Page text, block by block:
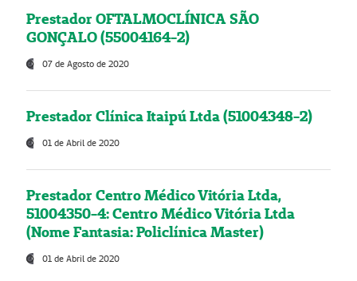
Prestador OFTALMOCLÍNICA SÃO
GONÇALO (55004164-2)
07 de Agosto de 2020
Prestador Clínica Itaipú Ltda (51004348-2)
01 de Abril de 2020
Prestador Centro Médico Vitória Ltda,
51004350-4: Centro Médico Vitória Ltda
(Nome Fantasia: Policlínica Master)
01 de Abril de 2020